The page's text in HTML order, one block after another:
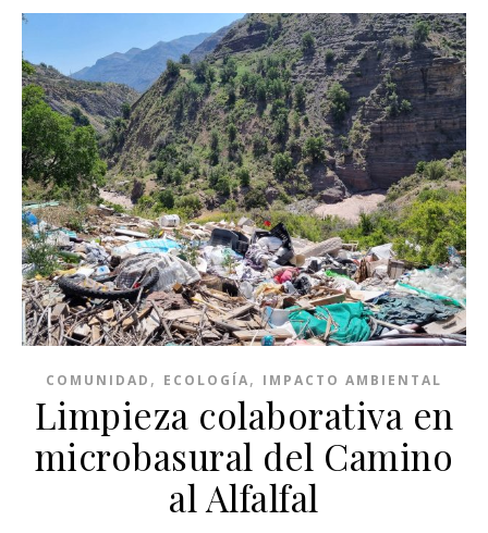
COMUNIDAD , ECOLOGÍA, IMPACTO AMBIENTAL
Limpieza colaborativa en
microbasural del Camino
al Alfalfal